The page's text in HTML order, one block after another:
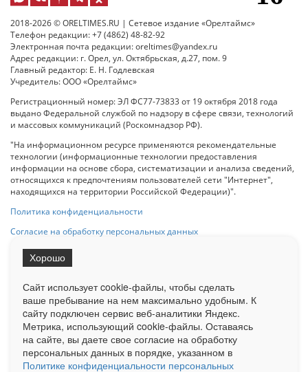
2018-2026 © ORELTIMES.RU | Сетевое издание «Орелтаймс»
Телефон редакции: +7 (4862) 48-82-92
Электронная почта редакции: oreltimes@yandex.ru
Адрес редакции: г. Орел, ул. Октябрьская, д.27, пом. 9
Главный редактор: Е. Н. Годлевская
Учредитель: ООО «Орелтаймс»
Регистрационный номер: ЭЛ ФС77-73833 от 19 октября 2018 года
выдано Федеральной службой по надзору в сфере связи, технологий
и массовых коммуникаций (Роскомнадзор РФ).
"На информационном ресурсе применяются рекомендательные
технологии (информационные технологии предоставления
информации на основе сбора, систематизации и анализа сведений,
относящихся к предпочтениям пользователей сети "Интернет",
находящихся на территории Российской Федерации)".
Политика конфиденциальности
Согласие на обработку персональных данных
на Сетевое издание «ОрелТаймс» обязательна.
Ограниченная статистика посещаемости доступна на сайте
Liveinternet.ru . Подробная статистика для рекламодателей по запросу
у менеджера.
Реклама Документы О нас Контакты
Сайт использует cookie-файлы, чтобы сделать
ваше пребывание на нем максимально удобным. К
cайту подключен сервис веб-аналитики Яндекс.
Метрика, использующий cookie-файлы. Оставаясь
на сайте, вы даете свое согласие на обработку
персональных данных в порядке, указанном в
Политике конфиденциальности персональных
Хорошо